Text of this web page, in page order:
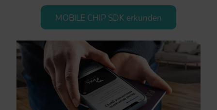
MOBILE CHIP SDK erkunden